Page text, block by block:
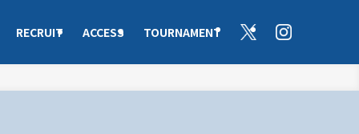
RECRUIT ACCESS TOURNAMENT